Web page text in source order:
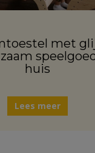
met
huis
Lees meer